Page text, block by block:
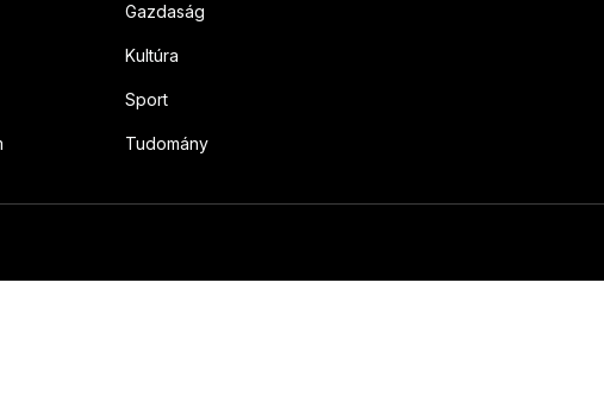
Gazdaság
Kultúra
Sport
Tudomány